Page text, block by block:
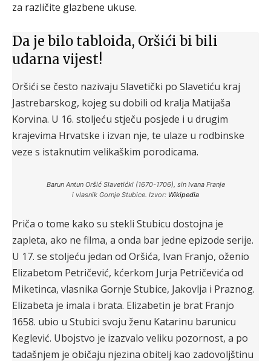
za različite glazbene ukuse.
Da je bilo tabloida, Oršići bi bili
udarna vijest!
Oršići se često nazivaju Slavetički po Slavetiću kraj
Jastrebarskog, kojeg su dobili od kralja Matijaša
Korvina. U 16. stoljeću stječu posjede i u drugim
krajevima Hrvatske i izvan nje, te ulaze u rodbinske
veze s istaknutim velikaškim porodicama.
Barun Antun Oršić Slavetićki (1670-1706), sin Ivana Franje
i vlasnik Gornje Stubice. Izvor: Wikipedia
Priča o tome kako su stekli Stubicu dostojna je
zapleta, ako ne filma, a onda bar jedne epizode serije.
U 17. se stoljeću jedan od Oršića, Ivan Franjo, oženio
Elizabetom Petričević, kćerkom Jurja Petričevića od
Miketinca, vlasnika Gornje Stubice, Jakovlja i Praznog.
Elizabeta je imala i brata. Elizabetin je brat Franjo
1658. ubio u Stubici svoju ženu Katarinu barunicu
Keglević. Ubojstvo je izazvalo veliku pozornost, a po
tadašnjem je običaju njezina obitelj kao zadovoljštinu